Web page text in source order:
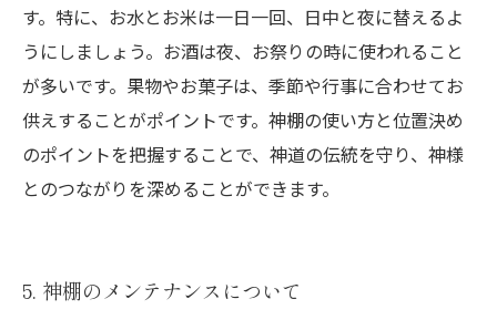
す。特に、お水とお米は一日一回、日中と夜に替えるよ
うにしましょう。お酒は夜、お祭りの時に使われること
が多いです。果物やお菓子は、季節や行事に合わせてお
供えすることがポイントです。神棚の使い方と位置決め
のポイントを把握することで、神道の伝統を守り、神様
とのつながりを深めることができます。
5. 神棚のメンテナンスについて